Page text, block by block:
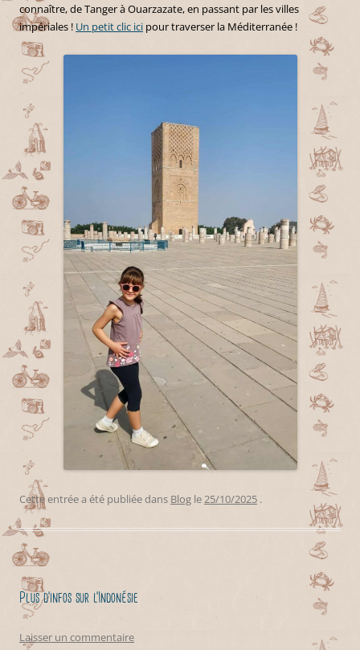
connaître, de Tanger à Ouarzazate, en passant par les villes
impériales ! Un petit clic ici pour traverser la Méditerranée !
Cette entrée a été publiée dans Blog le25/10/2025 .
Plus d’infos sur l’Indonésie
Laisser un commentaire